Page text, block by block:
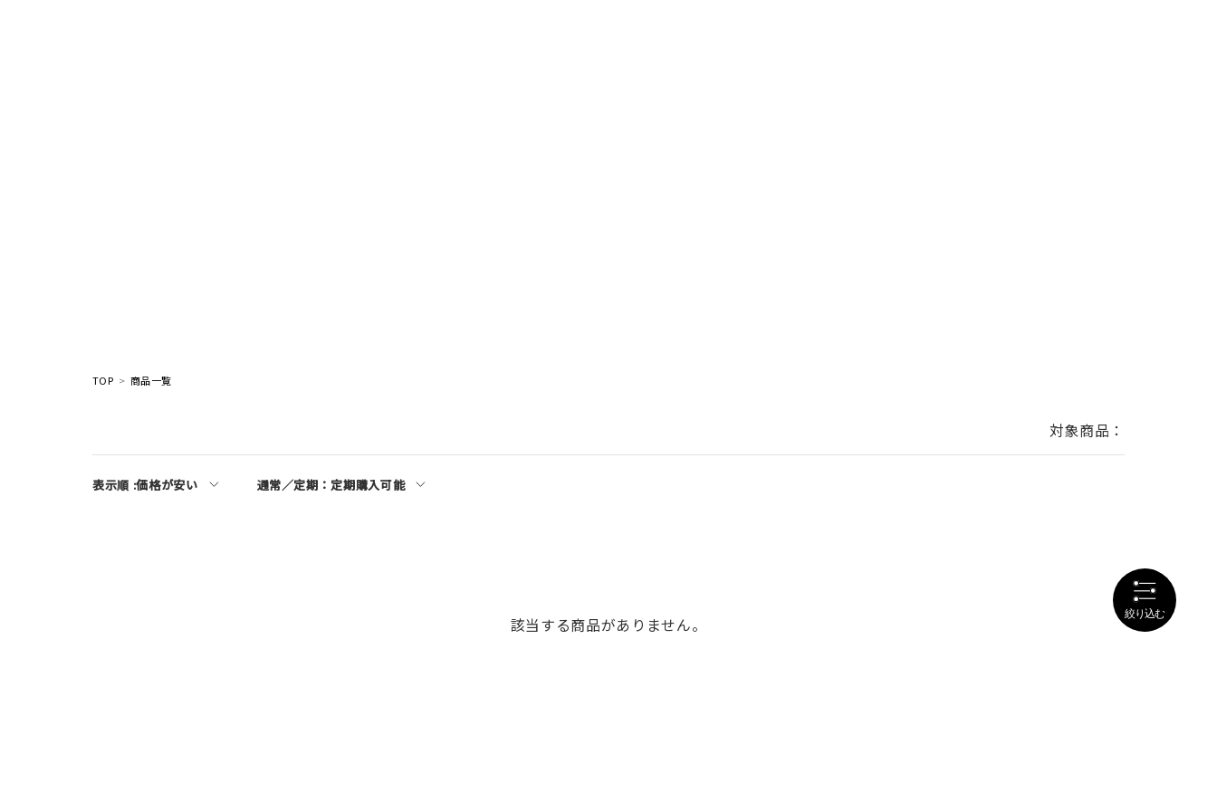
TOP 商品一覧
対象商品：
表示順 :価格が安い 通常／定期：定期購入可能
該当する商品がありません。